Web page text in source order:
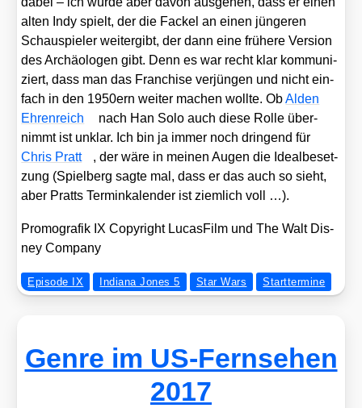
alten Indy spielt, der die Fackel an einen jün­ge­ren
Schau­spie­ler wei­ter­gibt, der dann eine frü­he­re Ver­si­on
des Archäo­lo­gen gibt. Denn es war recht klar kom­mu­ni­
ziert, dass man das Fran­chise ver­jün­gen und nicht ein­
fach in den 1950ern wei­ter machen woll­te. ObAlden
Ehren­reich
nach Han Solo auch die­se Rol­le über­
nimmt ist unklar. Ich bin ja immer noch drin­gend für
Chris Pratt
, der wäre in mei­nen Augen die Ide­al­be­set­
zung (Spiel­berg sag­te mal, dass er das auch so sieht,
aber Pratts Ter­min­ka­len­der ist ziem­lich voll …).
Pro­mo­gra­fik IX Copy­right Lucas­Film und The Walt Dis­
ney Com­pa­ny
Episode IX Indiana Jones 5 Star Wars Starttermine
Genre im US-Fernsehen
2017